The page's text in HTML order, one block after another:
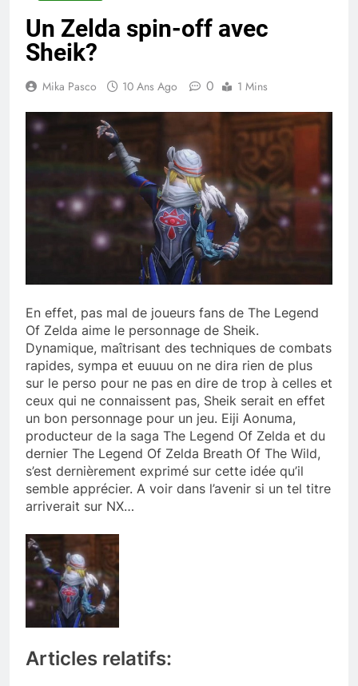
Un Zelda spin-off avec
Sheik?
Mika Pasco 10 Ans Ago 0 1 Mins
En effet, pas mal de joueurs fans de The Legend
Of Zelda aime le personnage de Sheik.
Dynamique, maîtrisant des techniques de combats
rapides, sympa et euuuu on ne dira rien de plus
sur le perso pour ne pas en dire de trop à celles et
ceux qui ne connaissent pas, Sheik serait en effet
un bon personnage pour un jeu. Eiji Aonuma,
producteur de la saga The Legend Of Zelda et du
dernier The Legend Of Zelda Breath Of The Wild,
s’est dernièrement exprimé sur cette idée qu’il
semble apprécier. A voir dans l’avenir si un tel titre
arriverait sur NX…
Articles relatifs: